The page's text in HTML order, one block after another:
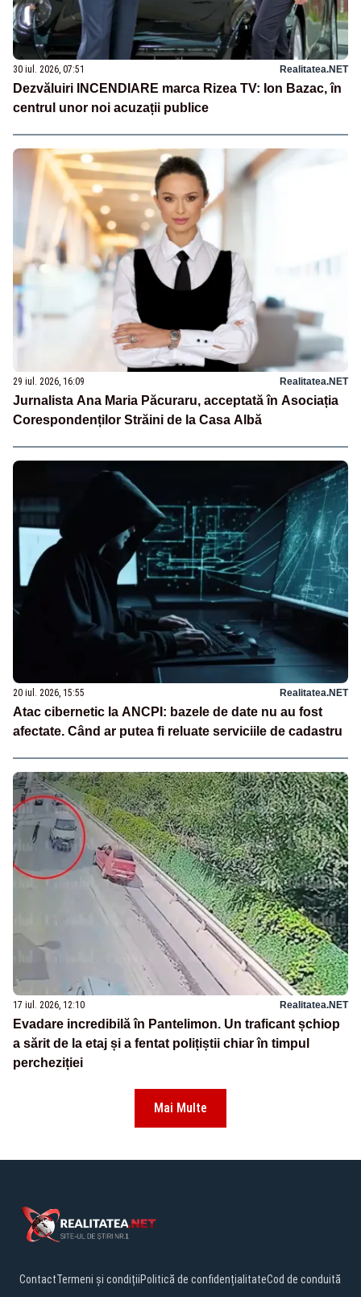
30 iul. 2026, 07:51 Realitatea.NET
Dezvăluiri INCENDIARE marca Rizea TV: Ion Bazac, în
centrul unor noi acuzații publice
29 iul. 2026, 16:09 Realitatea.NET
Jurnalista Ana Maria Păcuraru, acceptată în Asociația
Corespondenților Străini de la Casa Albă
20 iul. 2026, 15:55 Realitatea.NET
Atac cibernetic la ANCPI: bazele de date nu au fost
afectate. Când ar putea fi reluate serviciile de cadastru
17 iul. 2026, 12:10 Realitatea.NET
Evadare incredibilă în Pantelimon. Un traficant șchiop
a sărit de la etaj și a fentat polițiștii chiar în timpul
percheziției
Mai Multe
ContactTermeni și condițiiPolitică de confidențialitateCod de conduită